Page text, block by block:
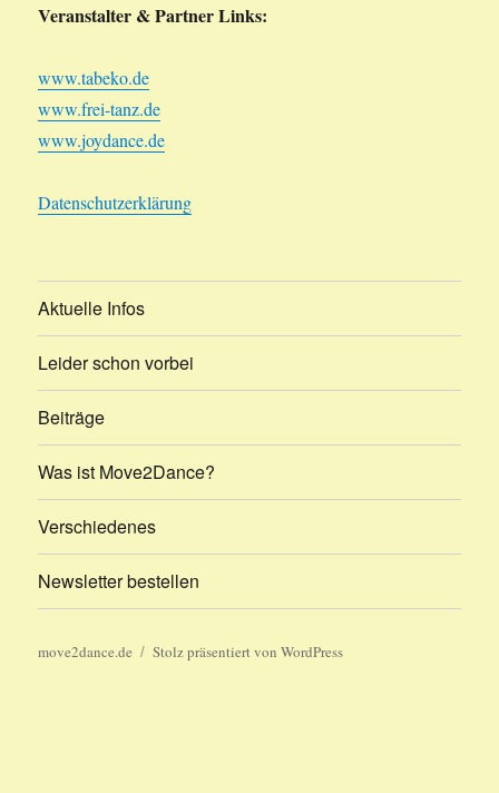
Veranstalter & Partner Links:
www.tabeko.de
www.frei-tanz.de
www.joydance.de
Datenschutzerklärung
Aktuelle Infos
Leider schon vorbei
Beiträge
Was ist Move2Dance?
Verschiedenes
Newsletter bestellen
move2dance.de Stolz präsentiert von WordPress